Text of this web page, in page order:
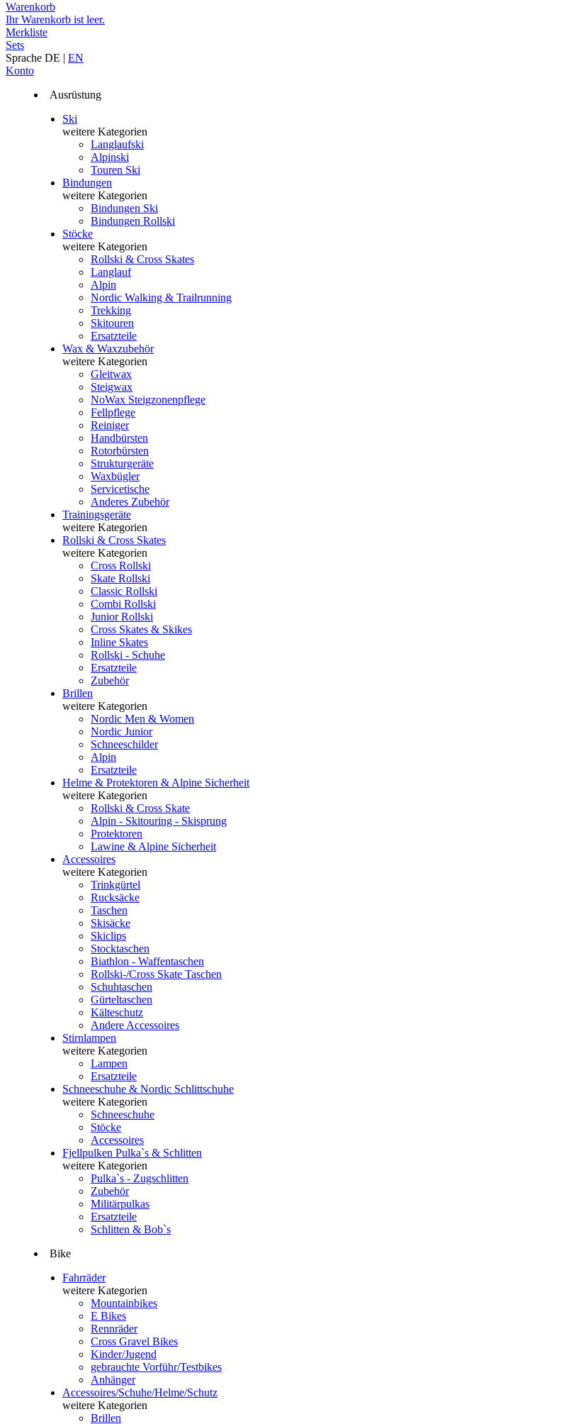
Warenkorb
Ihr Warenkorb ist leer.
Merkliste
Sets
Sprache DE | EN
Konto
Ausrüstung
Ski
weitere Kategorien
Langlaufski
Alpinski
Touren Ski
Bindungen
weitere Kategorien
Bindungen Ski
Bindungen Rollski
Stöcke
weitere Kategorien
Rollski & Cross Skates
Langlauf
Alpin
Nordic Walking & Trailrunning
Trekking
Skitouren
Ersatzteile
Wax & Waxzubehör
weitere Kategorien
Gleitwax
Steigwax
NoWax Steigzonenpflege
Fellpflege
Reiniger
Handbürsten
Rotorbürsten
Strukturgeräte
Waxbügler
Servicetische
Anderes Zubehör
Trainingsgeräte
weitere Kategorien
Rollski & Cross Skates
weitere Kategorien
Cross Rollski
Skate Rollski
Classic Rollski
Combi Rollski
Junior Rollski
Cross Skates & Skikes
Inline Skates
Rollski - Schuhe
Ersatzteile
Zubehör
Brillen
weitere Kategorien
Nordic Men & Women
Nordic Junior
Schneeschilder
Alpin
Ersatzteile
Helme & Protektoren & Alpine Sicherheit
weitere Kategorien
Rollski & Cross Skate
Alpin - Skitouring - Skisprung
Protektoren
Lawine & Alpine Sicherheit
Accessoires
weitere Kategorien
Trinkgürtel
Rucksäcke
Taschen
Skisäcke
Skiclips
Stocktaschen
Biathlon - Waffentaschen
Rollski-/Cross Skate Taschen
Schuhtaschen
Gürteltaschen
Kälteschutz
Andere Accessoires
Stirnlampen
weitere Kategorien
Lampen
Ersatzteile
Schneeschuhe & Nordic Schlittschuhe
weitere Kategorien
Schneeschuhe
Stöcke
Accessoires
Fjellpulken Pulka`s & Schlitten
weitere Kategorien
Pulka`s - Zugschlitten
Zubehör
Militärpulkas
Ersatzteile
Schlitten & Bob`s
Bike
Fahrräder
weitere Kategorien
Mountainbikes
E Bikes
Rennräder
Cross Gravel Bikes
Kinder/Jugend
gebrauchte Vorführ/Testbikes
Anhänger
Accessoires/Schuhe/Helme/Schutz
weitere Kategorien
Brillen